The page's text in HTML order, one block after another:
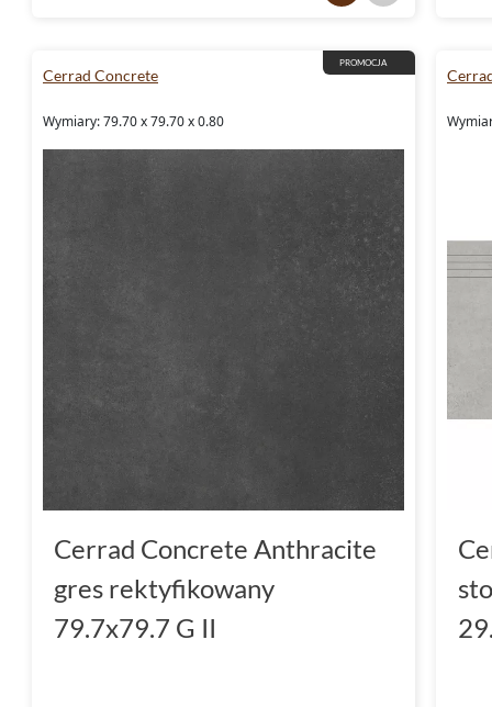
PROMOCJA
Cerrad Concrete
Wymiary: 79.70 x 79.70 x 0.80
Cerrad Concrete Anthracite
gres rektyfikowany
79.7x79.7 G II